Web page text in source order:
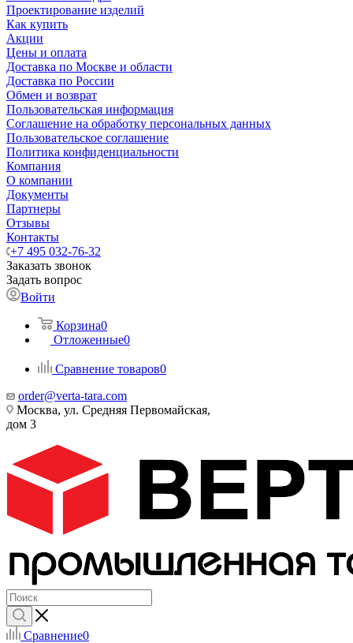
Проектирование изделий
Как купить
Акции
Цены и оплата
Доставка по Москве и области
Доставка по России
Обмен и возврат
Пользовательская информация
Соглашение на обработку персональных данных
Пользовательское соглашение
Политика конфиденциальности
Компания
О компании
Документы
Партнеры
Отзывы
Контакты
+7 495 032-76-32
Заказать звонок
Задать вопрос
Войти
Корзина0
Отложенные0
Сравнение товаров0
order@verta-tara.com
Москва, ул. Средняя Первомайская,
дом 3
Сравнение0